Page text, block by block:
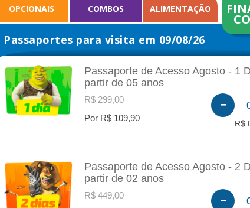
OPCIONAIS COMBOS ALIMENTAÇÃO
Passaportes para visita em 09/08/26
INFO
Passaporte de Acesso Agosto - 1
partir de 05 anos
R$ 299,00
Por R$ 109,90
R$
INFO
Passaporte de Acesso Agosto - 2
partir de 02 anos
R$ 449,00